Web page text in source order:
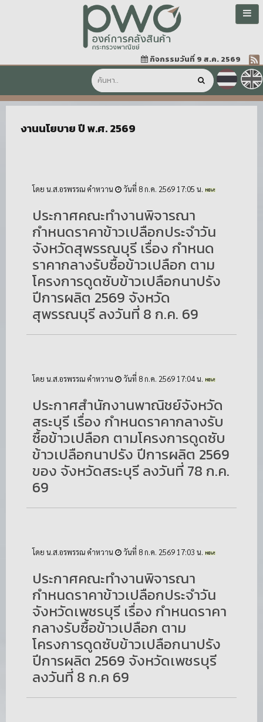
กิจกรรมวันที่ 9 ส.ค. 2569
งานนโยบาย ปี พ.ศ. 2569
โดย น.ส.อรพรรณ คำหวาน วันที่ 8 ก.ค. 2569 17:05 น.
ประกาศคณะทำงานพิจารณา
กำหนดราคาข้าวเปลือกประจำวัน
จังหวัดสุพรรณบุรี เรื่อง กำหนด
ราคากลางรับซื้อข้าวเปลือก ตาม
โครงการดูดซับข้าวเปลือกนาปรัง
ปีการผลิต 2569 จังหวัด
สุพรรณบุรี ลงวันที่ 8 ก.ค. 69
โดย น.ส.อรพรรณ คำหวาน วันที่ 8 ก.ค. 2569 17:04 น.
ประกาศสำนักงานพาณิชย์จังหวัด
สระบุรี เรื่อง กำหนดราคากลางรับ
ซื้อข้าวเปลือก ตามโครงการดูดซับ
ข้าวเปลือกนาปรัง ปีการผลิต 2569
ของ จังหวัดสระบุรี ลงวันที่ 78 ก.ค.
69
โดย น.ส.อรพรรณ คำหวาน วันที่ 8 ก.ค. 2569 17:03 น.
ประกาศคณะทำงานพิจารณา
กำหนดราคาข้าวเปลือกประจำวัน
จังหวัดเพชรบุรี เรื่อง กำหนดราคา
กลางรับซื้อข้าวเปลือก ตาม
โครงการดูดซับข้าวเปลือกนาปรัง
ปีการผลิต 2569 จังหวัดเพชรบุรี
ลงวันที่ 8 ก.ค 69